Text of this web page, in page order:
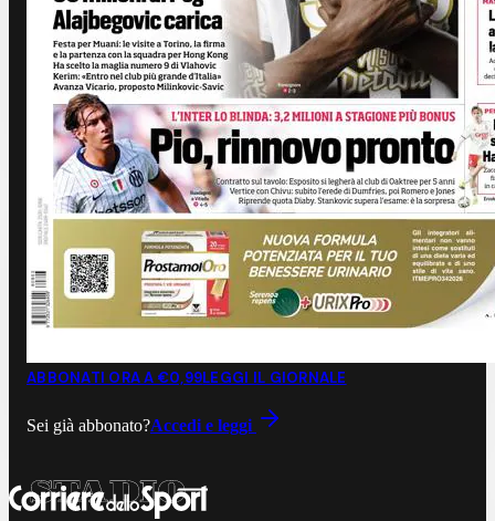
ABBONATI ORA A €0,99LEGGI IL GIORNALE
Sei già abbonato?Accedi e leggi